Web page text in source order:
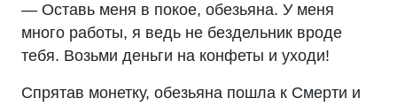
— Оставь меня в покое, обезьяна. У меня
много работы, я ведь не бездельник вроде
тебя. Возьми деньги на конфеты и уходи!
Спрятав монетку, обезьяна пошла к Смерти и